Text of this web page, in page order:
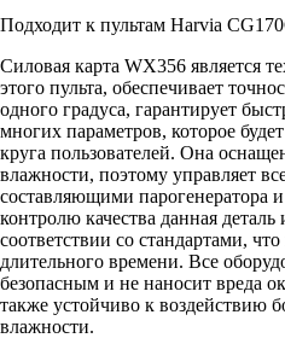
Подходит к пультам Harvia
Силовая карта WX356 является
этого пульта, обеспечивает
одного градуса, гарантирует
многих параметров, которое
круга пользователей. Она
влажности, поэтому управляет
составляющими парогенератора
контролю качества данная деталь
соответствии со стандартами,
длительного времени. Все
безопасным и не наносит вреда
также устойчиво к воздействию
влажности.